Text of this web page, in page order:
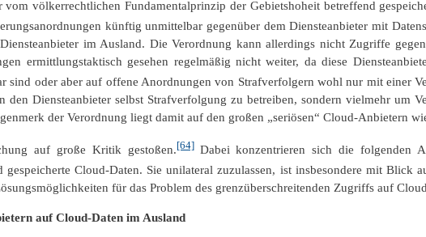
völkerrechtlichen Fundamentalprinzip der Gebietshoheit betreffend
künftig unmittelbar gegenüber dem Diensteanbieter mit
im Ausland. Die Verordnung kann allerdings nicht Zugriffe
ermittlungstaktisch gesehen regelmäßig nicht weiter, da diese
sind oder aber auf offene Anordnungen von Strafverfolgern wohl nur mit einer
Diensteanbieter selbst Strafverfolgung zu betreiben, sondern vielmehr um
der Verordnung liegt damit auf den großen „seriösen“ Cloud-Anbietern
auf große Kritik gestoßen.[64] Dabei konzentrieren sich die folgenden
Cloud-Daten. Sie unilateral zuzulassen, ist insbesondere mit Blick
für das Problem des grenzüberschreitenden Zugriffs auf
auf Cloud-Daten im Ausland